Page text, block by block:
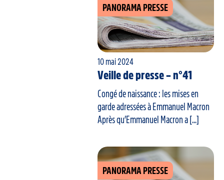
PANORAMA PRESSE
10 mai 2024
Veille de presse – n°41
Congé de naissance : les mises en
garde adressées à Emmanuel Macron
Après qu’Emmanuel Macron a [...]
PANORAMA PRESSE